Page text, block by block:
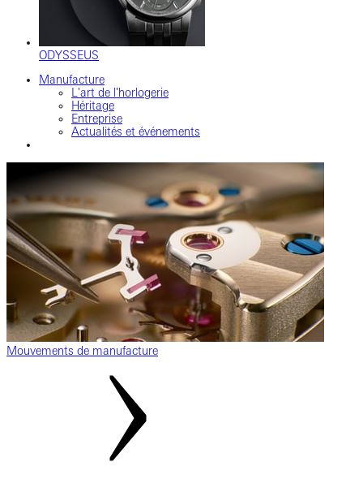
ODYSSEUS
Manufacture
L'art de l'horlogerie
Héritage
Entreprise
Actualités et événements
Mouvements de manufacture